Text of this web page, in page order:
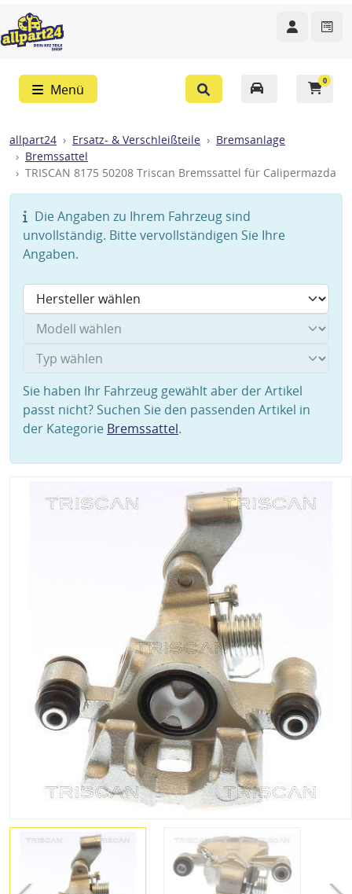
Menü
0
allpart24 Ersatz- & Verschleißteile
Bremsanlage
Bremssattel
TRISCAN 8175 50208 Triscan Bremssattel für Calipermazda
Die Angaben zu Ihrem Fahrzeug sind
unvollständig. Bitte vervollständigen Sie Ihre
Angaben.
Sie haben Ihr Fahrzeug gewählt aber der Artikel
passt nicht? Suchen Sie den passenden Artikel in
der Kategorie Bremssattel.